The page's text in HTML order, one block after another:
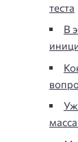
теста
В